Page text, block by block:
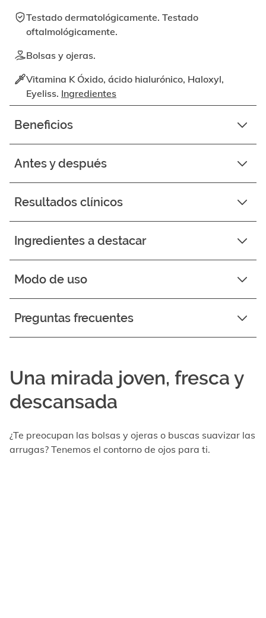
botón
correspondiente.
Testado dermatológicamente. Testado
oftalmológicamente.
Bolsas y ojeras.
Vitamina K Óxido, ácido hialurónico, Haloxyl,
Eyeliss. Ingredientes
Beneficios
Antes y después
Resultados clínicos
Ingredientes a destacar
Modo de uso
Preguntas frecuentes
Una mirada joven, fresca y
descansada
¿Te preocupan las bolsas y ojeras o buscas suavizar las
arrugas? Tenemos el contorno de ojos para ti.